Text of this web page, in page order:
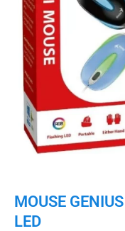
MOUSE
LED